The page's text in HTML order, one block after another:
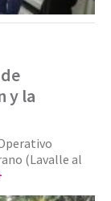
y la
(Lavalle al